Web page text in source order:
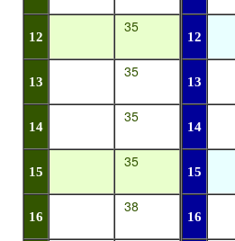
12
35
13
35
14
35
15
35
16
38
12
13
14
15
16